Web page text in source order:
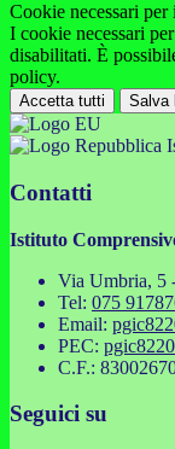
Cookie necessari
I cookie necessari
disabilitati. È
policy.
Accetta tutti Salva
Contatti
Istituto
Via Umbria, 5
Tel: 075
Email:
PEC:
C.F.:
Seguici su